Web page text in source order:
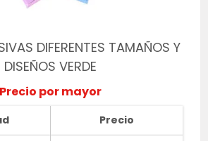
DIFERENTES TAMAÑOS Y
DISEÑOS VERDE
Precio por mayor
Precio